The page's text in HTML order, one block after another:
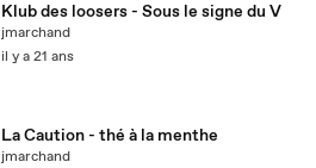
Klub des loosers - Sous le signe du V
jmarchand
il y a 21 ans
La Caution - thé à la menthe
jmarchand